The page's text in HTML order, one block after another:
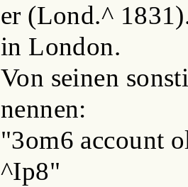
er (Lond.^
in London.
Von seinen
nennen:
"3om6 account
^Ip8"